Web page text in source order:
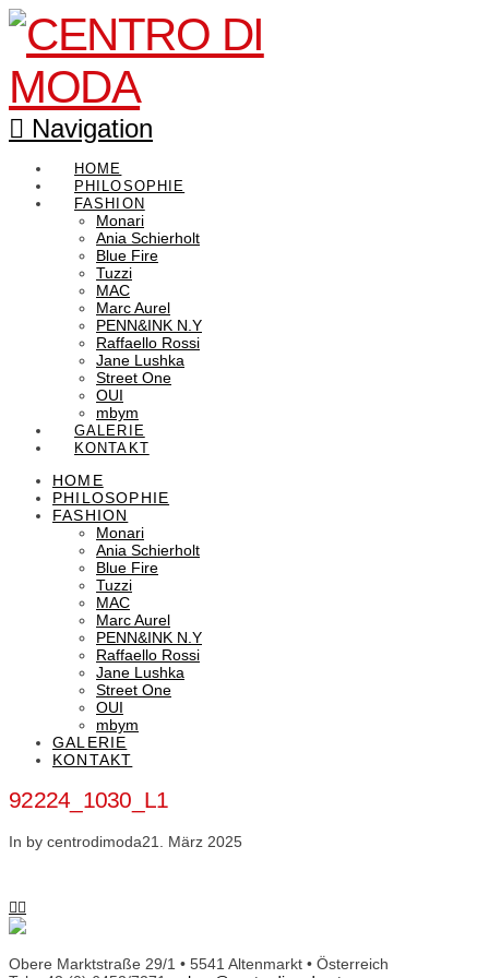
Navigation
HOME
PHILOSOPHIE
FASHION
Monari
Ania Schierholt
Blue Fire
Tuzzi
MAC
Marc Aurel
PENN&INK N.Y
Raffaello Rossi
Jane Lushka
Street One
OUI
mbym
GALERIE
KONTAKT
HOME
PHILOSOPHIE
FASHION
Monari
Ania Schierholt
Blue Fire
Tuzzi
MAC
Marc Aurel
PENN&INK N.Y
Raffaello Rossi
Jane Lushka
Street One
OUI
mbym
GALERIE
KONTAKT
92224_1030_L1
In by centrodimoda21. März 2025
Obere Marktstraße 29/1 • 5541 Altenmarkt • Österreich